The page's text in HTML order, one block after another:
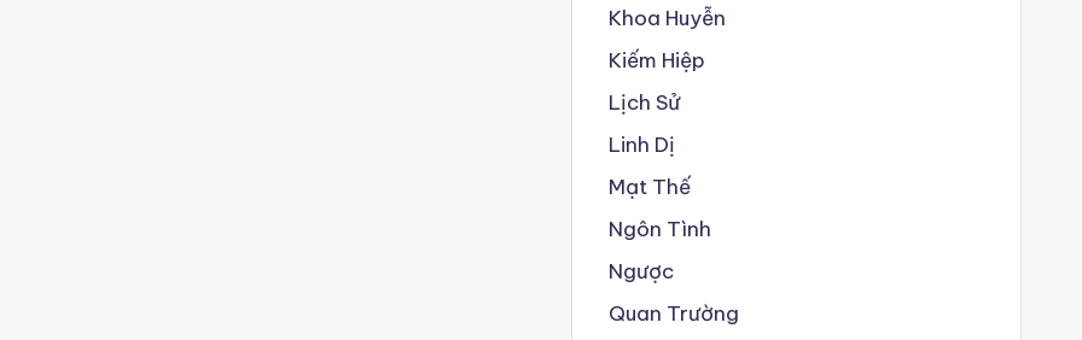
Khoa Huyễn
Kiếm Hiệp
Lịch Sử
Linh Dị
Mạt Thế
Ngôn Tình
Ngược
Quan Trường